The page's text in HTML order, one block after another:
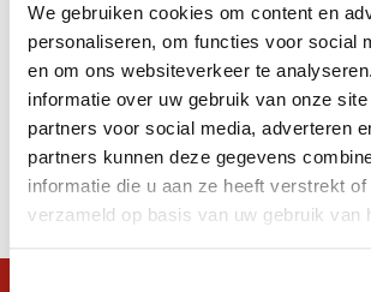
We gebruiken cookies om content en
personaliseren, om functies voor social
en om ons websiteverkeer te
informatie over uw gebruik van onze
partners voor social media, adverteren
partners kunnen deze gegevens
informatie die u aan ze heeft verstrekt
verzameld op basis van uw gebruik van
Apply filters
halters -
gewichten
Producten
Filter
Sorteren op